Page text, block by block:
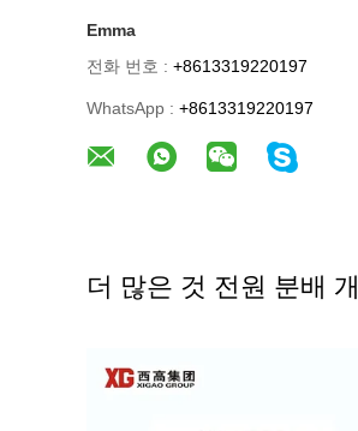
Emma
전화 번호 : +8613319220197
WhatsApp : +8613319220197
더 많은 것 전원 분배